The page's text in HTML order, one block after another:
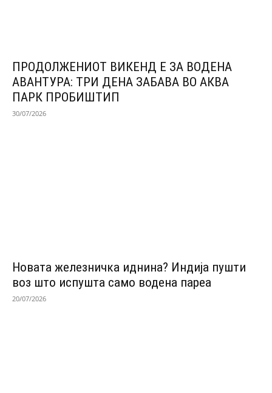
ПРОДОЛЖЕНИОТ ВИКЕНД Е ЗА ВОДЕНА
АВАНТУРА: ТРИ ДЕНА ЗАБАВА ВО АКВА
ПАРК ПРОБИШТИП
30/07/2026
Новата железничка иднина? Индија пушти
воз што испушта само водена пареа
20/07/2026